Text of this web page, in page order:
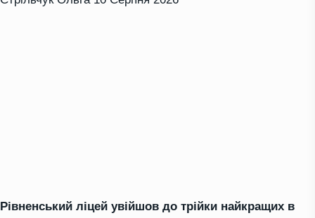
Рівненський ліцей увійшов до трійки найкращих в